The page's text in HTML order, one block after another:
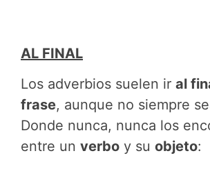
AL FINAL
Los adverbios suelen ir al
frase, aunque no siempre
Donde nunca, nunca los
entre un verbo y su objeto: